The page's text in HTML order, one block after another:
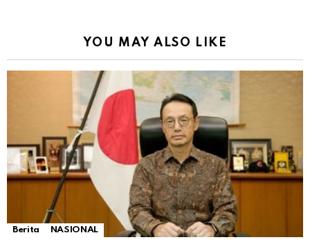
YOU MAY ALSO LIKE
Berita NASIONAL